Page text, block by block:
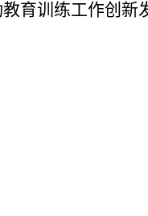
教育训练工作创新